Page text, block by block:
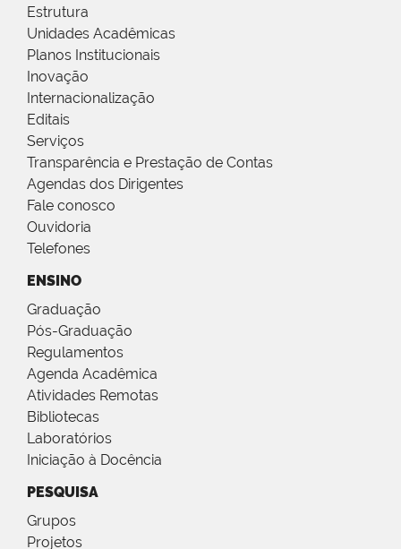
Estrutura
Unidades Acadêmicas
Planos Institucionais
Inovação
Internacionalização
Editais
Serviços
Transparência e Prestação de Contas
Agendas dos Dirigentes
Fale conosco
Ouvidoria
Telefones
ENSINO
Graduação
Pós-Graduação
Regulamentos
Agenda Acadêmica
Atividades Remotas
Bibliotecas
Laboratórios
Iniciação à Docência
PESQUISA
Grupos
Projetos